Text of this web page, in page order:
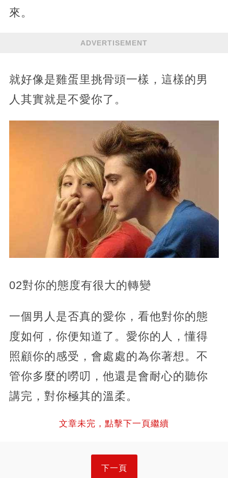
來。
ADVERTISEMENT
就好像是雞蛋里挑骨頭一樣，這樣的男
人其實就是不愛你了。
02對你的態度有很大的轉變
一個男人是否真的愛你，看他對你的態
度如何，你便知道了。愛你的人，懂得
照顧你的感受，會處處的為你著想。不
管你多麼的嘮叨，他還是會耐心的聽你
講完，對你極其的溫柔。
文章未完，點擊下一頁繼續
下一頁